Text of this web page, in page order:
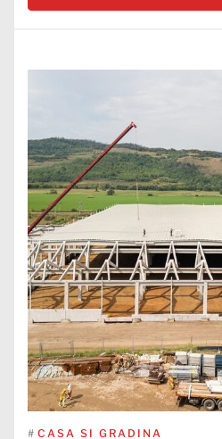
# CASA SI GRADINA